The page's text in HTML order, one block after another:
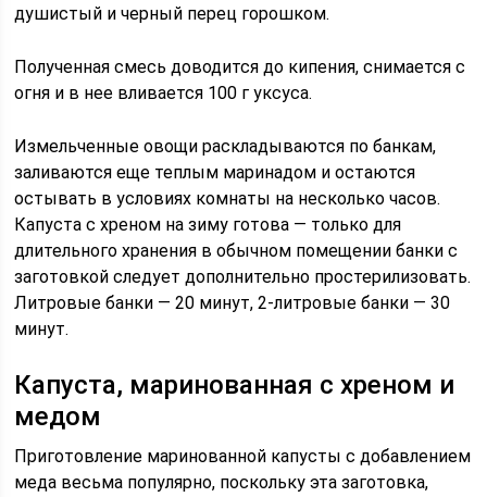
душистый и черный перец горошком.
Полученная смесь доводится до кипения, снимается с
огня и в нее вливается 100 г уксуса.
Измельченные овощи раскладываются по банкам,
заливаются еще теплым маринадом и остаются
остывать в условиях комнаты на несколько часов.
Капуста с хреном на зиму готова — только для
длительного хранения в обычном помещении банки с
заготовкой следует дополнительно простерилизовать.
Литровые банки — 20 минут, 2-литровые банки — 30
минут.
Капуста, маринованная с хреном и
медом
Приготовление маринованной капусты с добавлением
меда весьма популярно, поскольку эта заготовка,